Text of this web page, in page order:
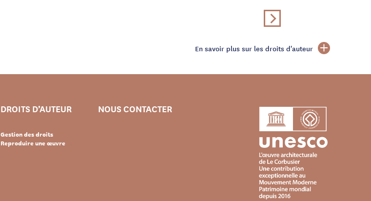
En savoir plus sur les droits d'auteur
DROITS D’AUTEUR
Gestion des droits
Reproduire une œuvre
NOUS CONTACTER